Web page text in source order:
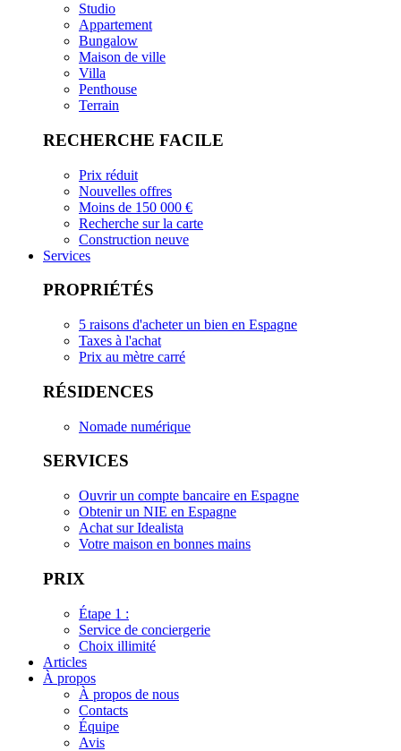
Studio
Appartement
Bungalow
Maison de ville
Villa
Penthouse
Terrain
RECHERCHE FACILE
Prix réduit
Nouvelles offres
Moins de 150 000 €
Recherche sur la carte
Construction neuve
Services
PROPRIÉTÉS
5 raisons d'acheter un bien en Espagne
Taxes à l'achat
Prix au mètre carré
RÉSIDENCES
Nomade numérique
SERVICES
Ouvrir un compte bancaire en Espagne
Obtenir un NIE en Espagne
Achat sur Idealista
Votre maison en bonnes mains
PRIX
Étape 1 :
Service de conciergerie
Choix illimité
Articles
À propos
À propos de nous
Contacts
Équipe
Avis